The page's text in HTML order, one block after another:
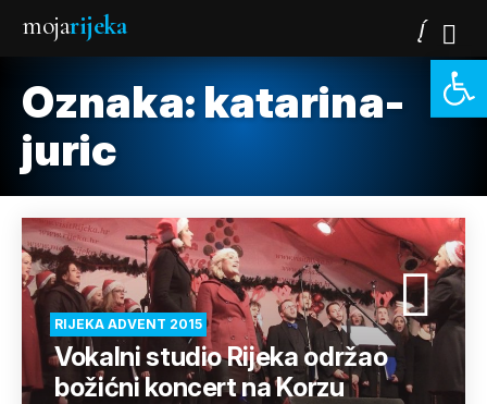
mojarijeka
Oznaka: katarina-
juric
RIJEKA ADVENT 2015
Vokalni studio Rijeka održao
božićni koncert na Korzu